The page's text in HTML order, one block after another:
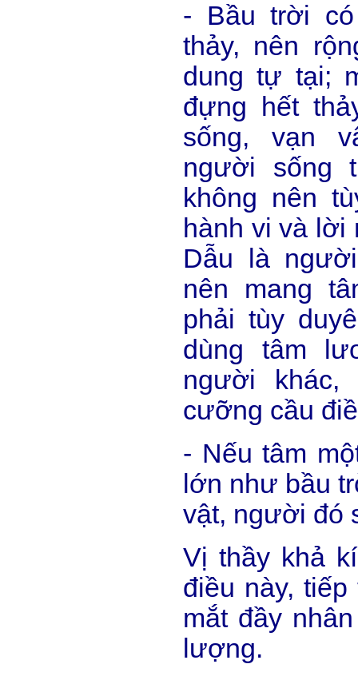
- Bầu trời
thảy, nên
dung tự tại;
đựng hết
sống, vạn
người sống
không nên
hành vi và lời
Dẫu là
nên mang
phải tùy
dùng tâm
người khác,
cưỡng cầu
- Nếu tâm
lớn như bầu
vật, người đó
Vị thầy khả
điều này,
mắt đầy
lượng.